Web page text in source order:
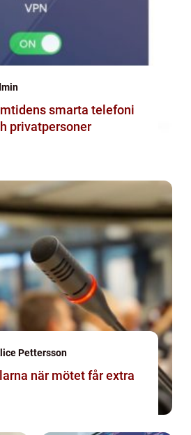
privatpersoner
Pettersson
får extra